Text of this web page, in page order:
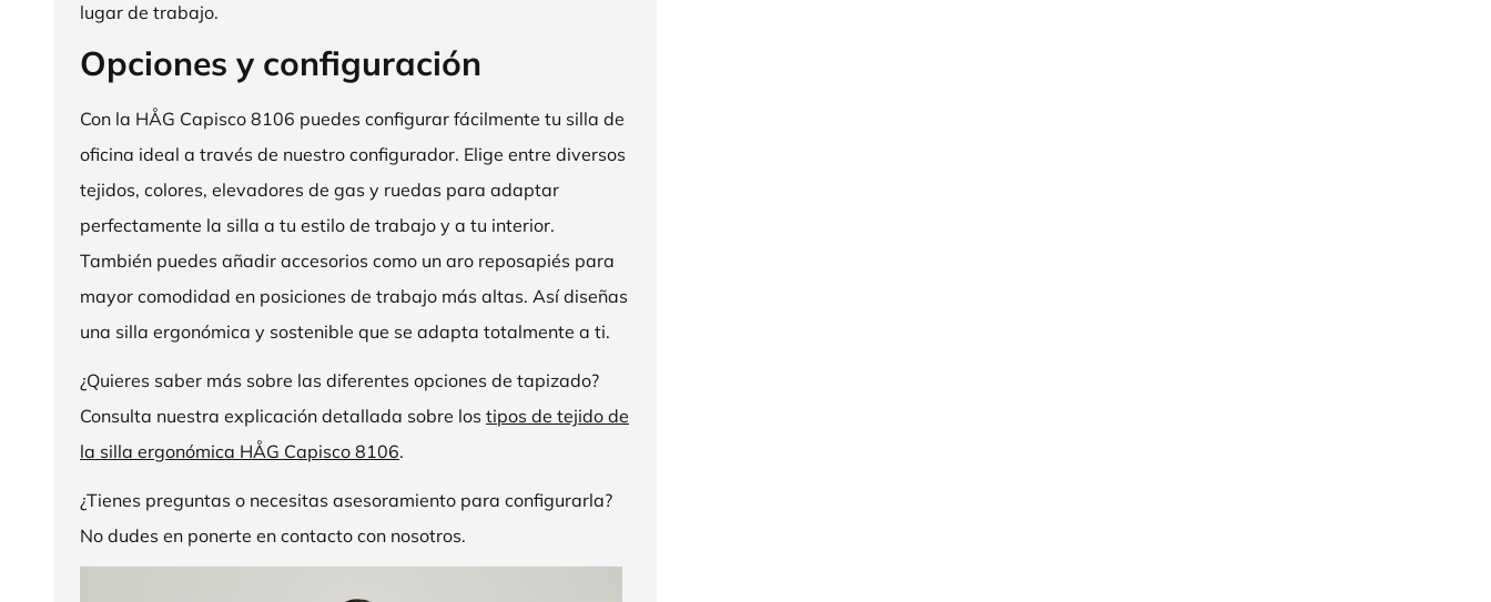
lugar de trabajo.
Opciones y configuración
Con la HÅG Capisco 8106 puedes configurar fácilmente tu silla de
oficina ideal a través de nuestro configurador. Elige entre diversos
tejidos, colores, elevadores de gas y ruedas para adaptar
perfectamente la silla a tu estilo de trabajo y a tu interior.
También puedes añadir accesorios como un aro reposapiés para
mayor comodidad en posiciones de trabajo más altas. Así diseñas
una silla ergonómica y sostenible que se adapta totalmente a ti.
¿Quieres saber más sobre las diferentes opciones de tapizado?
Consulta nuestra explicación detallada sobre los tipos de tejido de
la silla ergonómica HÅG Capisco 8106.
¿Tienes preguntas o necesitas asesoramiento para configurarla?
No dudes en ponerte en contacto con nosotros.